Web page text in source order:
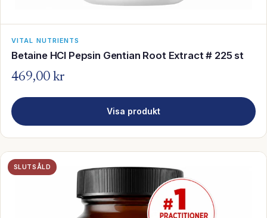
VITAL NUTRIENTS
Betaine HCl Pepsin Gentian Root Extract # 225 st
469,00 kr
Visa produkt
SLUTSÅLD